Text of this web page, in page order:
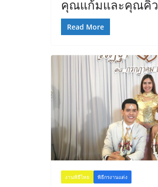
คุณแก้มและคุณคิว
Read More
งานพิธีไทย พิธีกรงานแต่ง